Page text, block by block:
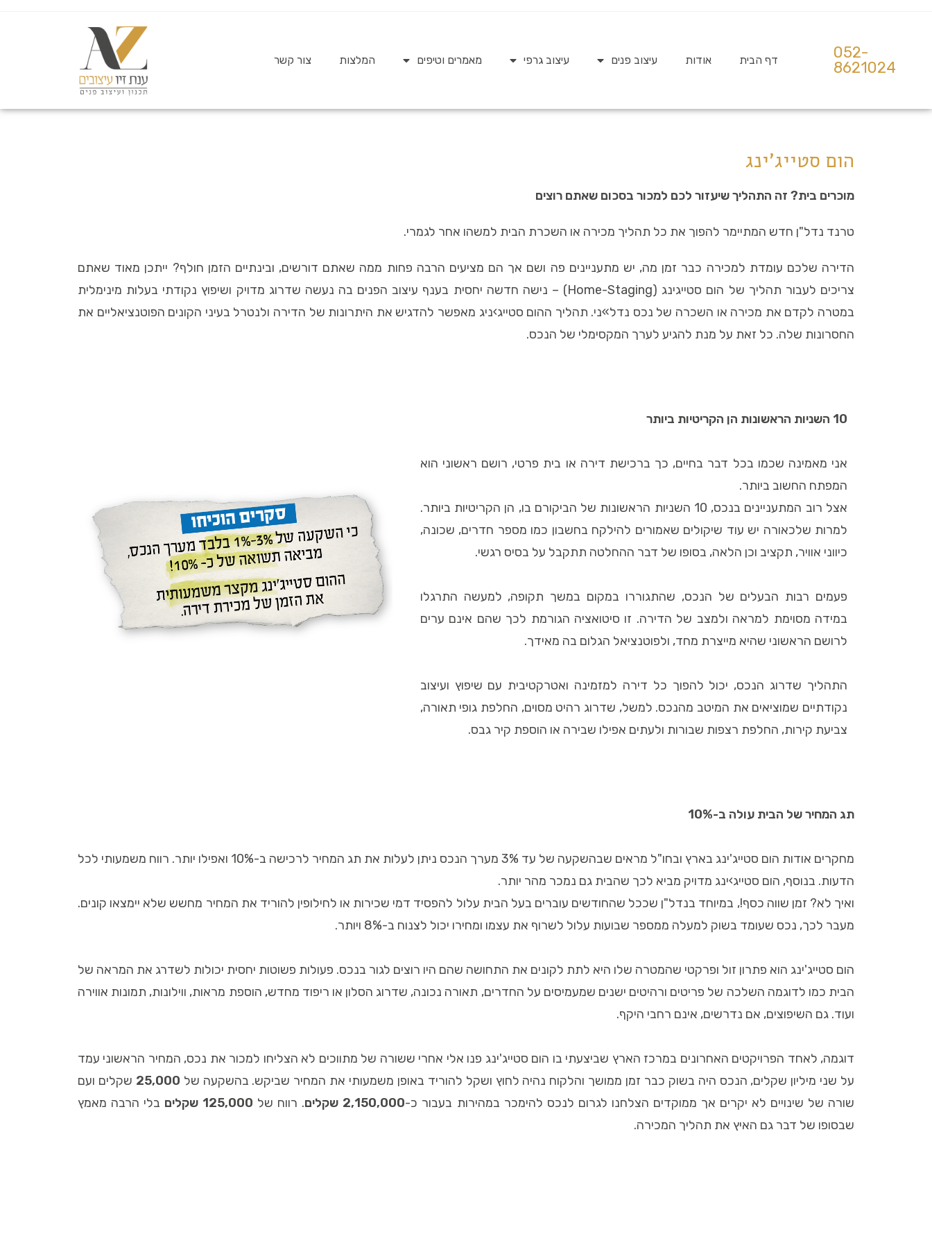
052-
8621024
דף הבית אודות עיצוב פנים עיצוב גרפי מאמרים וטיפים המלצות צור קשר
הום סטייג'ינג
מוכרים בית? זה התהליך שיעזור לכם למכור בסכום שאתם רוצים
טרנד נדל"ן חדש המתיימר להפוך את כל תהליך מכירה או השכרת הבית למשהו אחר לגמרי.
הדירה שלכם עומדת למכירה כבר זמן מה, יש מתעניינים פה ושם אך הם מציעים הרבה פחות ממה שאתם דורשים, ובינתיים הזמן חולף? ייתכן מאוד שאתם
צריכים לעבור תהליך של הום סטייגינג (Home-Staging) – נישה חדשה יחסית בענף עיצוב הפנים בה נעשה שדרוג מדויק ושיפוץ נקודתי בעלות מינימלית
במטרה לקדם את מכירה או השכרה של נכס נדל»ני. תהליך ההום סטייג›ניג מאפשר להדגיש את היתרונות של הדירה ולנטרל בעיני הקונים הפוטנציאליים את
החסרונות שלה. כל זאת על מנת להגיע לערך המקסימלי של הנכס.
10 השניות הראשונות הן הקריטיות ביותר
אני מאמינה שכמו בכל דבר בחיים, כך ברכישת דירה או בית פרטי, רושם ראשוני הוא
המפתח החשוב ביותר.
אצל רוב המתעניינים בנכס, 10 השניות הראשונות של הביקורם בו, הן הקריטיות ביותר.
למרות שלכאורה יש עוד שיקולים שאמורים להילקח בחשבון כמו מספר חדרים, שכונה,
כיווני אוויר, תקציב וכן הלאה, בסופו של דבר ההחלטה תתקבל על בסיס רגשי.
פעמים רבות הבעלים של הנכס, שהתגוררו במקום במשך תקופה, למעשה התרגלו
במידה מסוימת למראה ולמצב של הדירה. זו סיטואציה הגורמת לכך שהם אינם ערים
לרושם הראשוני שהיא מייצרת מחד, ולפוטנציאל הגלום בה מאידך.
התהליך שדרוג הנכס, יכול להפוך כל דירה למזמינה ואטרקטיבית עם שיפוץ ועיצוב
נקודתיים שמוציאים את המיטב מהנכס. למשל, שדרוג רהיט מסוים, החלפת גופי תאורה,
צביעת קירות, החלפת רצפות שבורות ולעתים אפילו שבירה או הוספת קיר גבס.
תג המחיר של הבית עולה ב-10%
מחקרים אודות הום סטייג'ינג בארץ ובחו"ל מראים שבהשקעה של עד 3% מערך הנכס ניתן לעלות את תג המחיר לרכישה ב-10% ואפילו יותר. רווח משמעותי לכל
הדעות. בנוסף, הום סטייג›ינג מדויק מביא לכך שהבית גם נמכר מהר יותר.
ואיך לא? זמן שווה כסף!, במיוחד בנדל"ן שככל שהחודשים עוברים בעל הבית עלול להפסיד דמי שכירות או לחילופין להוריד את המחיר מחשש שלא יימצאו קונים.
מעבר לכך, נכס שעומד בשוק למעלה ממספר שבועות עלול לשרוף את עצמו ומחירו יכול לצנוח ב-8% ויותר.
הום סטייג'ינג הוא פתרון זול ופרקטי שהמטרה שלו היא לתת לקונים את התחושה שהם היו רוצים לגור בנכס. פעולות פשוטות יחסית יכולות לשדרג את המראה של
הבית כמו לדוגמה השלכה של פריטים ורהיטים ישנים שמעמיסים על החדרים, תאורה נכונה, שדרוג הסלון או ריפוד מחדש, הוספת מראות, ווילונות, תמונות אווירה
ועוד. גם השיפוצים, אם נדרשים, אינם רחבי היקף.
דוגמה, לאחד הפרויקטים האחרונים במרכז הארץ שביצעתי בו הום סטייג'ינג פנו אלי אחרי ששורה של מתווכים לא הצליחו למכור את נכס, המחיר הראשוני עמד
על שני מיליון שקלים, הנכס היה בשוק כבר זמן ממושך והלקוח נהיה לחוץ ושקל להוריד באופן משמעותי את המחיר שביקש. בהשקעה של 25,000 שקלים ועם
שורה של שינויים לא יקרים אך ממוקדים הצלחנו לגרום לנכס להימכר במהירות בעבור כ-2,150,000 שקלים . רווח של 125,000 שקלים
בלי הרבה מאמץ
שבסופו של דבר גם האיץ את תהליך המכירה.